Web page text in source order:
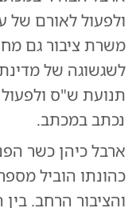
ולפעול לאורם של
משרת ציבור גם
לשגשוגה של
תנועת ש"ס
נכתב במכתב.
ארבל כיהן כשר
כהונתו הוביל
והציבור הרחב.